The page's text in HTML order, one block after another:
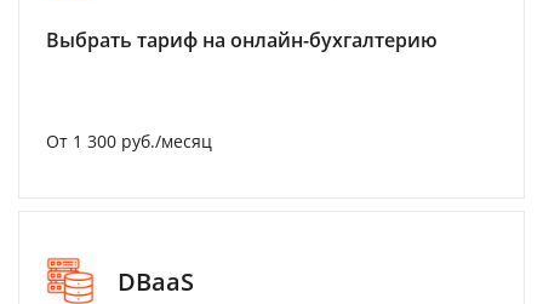
Выбрать тариф на онлайн-бухгалтерию
От 1 300 руб./месяц
DBaaS